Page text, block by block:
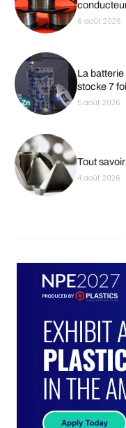
6 août 2026
La
stocke 7
5 août 2026
Tout
4 août 2026